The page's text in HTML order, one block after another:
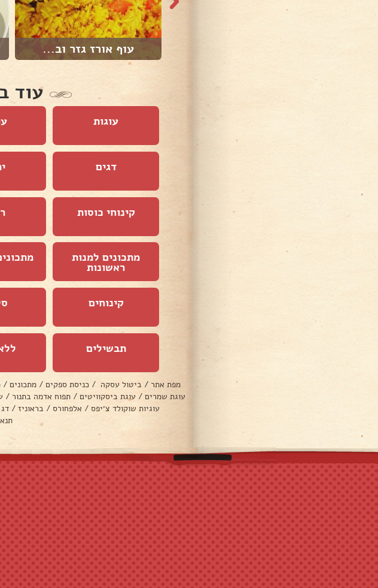
עוף אורז גזר וב...
עוד
עוגות
דגים
קינוחי כוסות
מתכונים למנות
ראשונות
קינוחים
תבשילים
מפת אתר / ביטול עסקה / כניסת ספקים / מתכונים /
עוגת שמרים / עוגת ביסקוויטים / תפוח אדמה בתנור /
עוגיות שוקולד צ׳יפס / אלפחורס / בראוניז /